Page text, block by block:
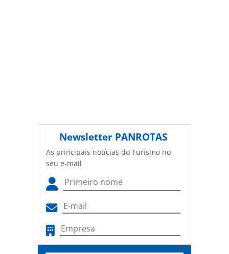
Newsletter PANROTAS
As principais notícias do Turismo no
seu e-mail